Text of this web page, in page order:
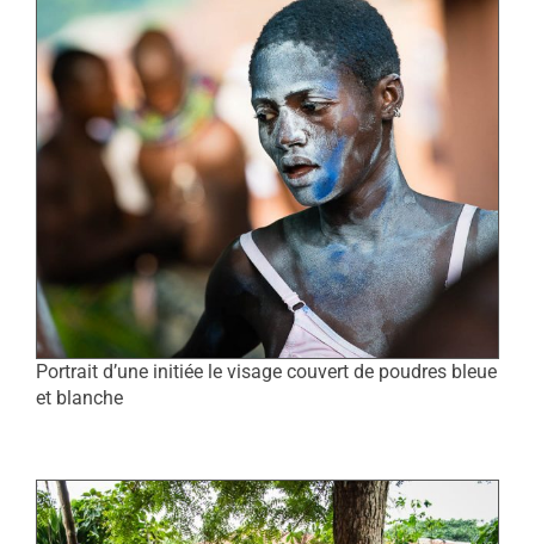
Portrait d’une initiée le visage couvert de poudres bleue
et blanche